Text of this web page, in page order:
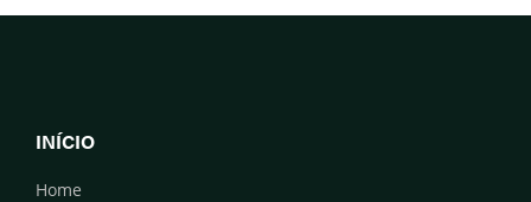
INÍCIO
Home